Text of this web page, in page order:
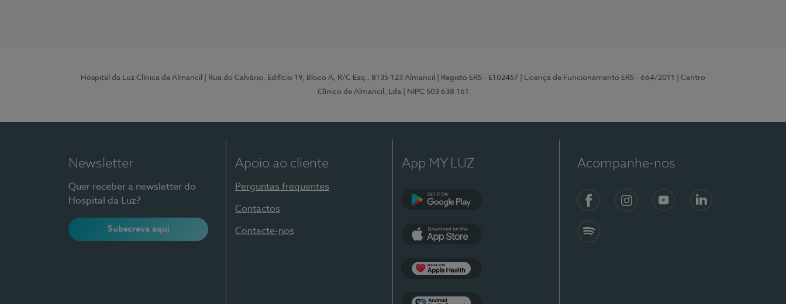
Hospital da Luz Clínica de Almancil | Rua do Calvário, Edifício 19, Bloco A, R/C Esq., 8135-123 Almancil | Registo ERS - E102457 | Licença de Funcionamento ERS - 664/2011
| Centro
Clínico de Almancil, Lda
| NIPC 503 638 161
Newsletter
Quer receber a newsletter do
Hospital da Luz?
Subscreva aqui
Apoio ao cliente
Perguntas frequentes
Contactos
Contacte-nos
App MY LUZ Acompanhe-nos